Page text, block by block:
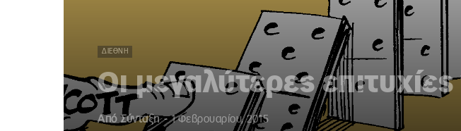
ΔΙΕΘΝΉ
Οι μεγαλύτερες
Από Σύνταξη - 1 Φεβρουαρίου, 2015